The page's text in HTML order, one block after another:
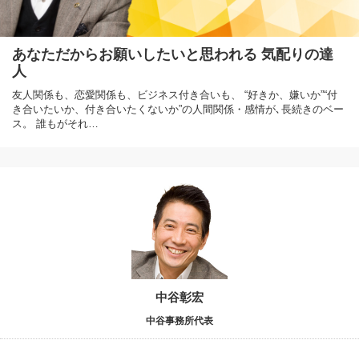
あなただからお願いしたいと思われる 気配りの達
人
友人関係も、恋愛関係も、ビジネス付き合いも、 “好きか、嫌いか”“付
き合いたいか、付き合いたくないか”の人間関係・感情が､長続きのベー
ス。 誰もがそれ…
中谷彰宏
中谷事務所代表